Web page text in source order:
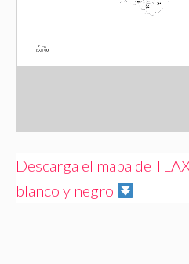
Descarga el mapa de
blanco y negro